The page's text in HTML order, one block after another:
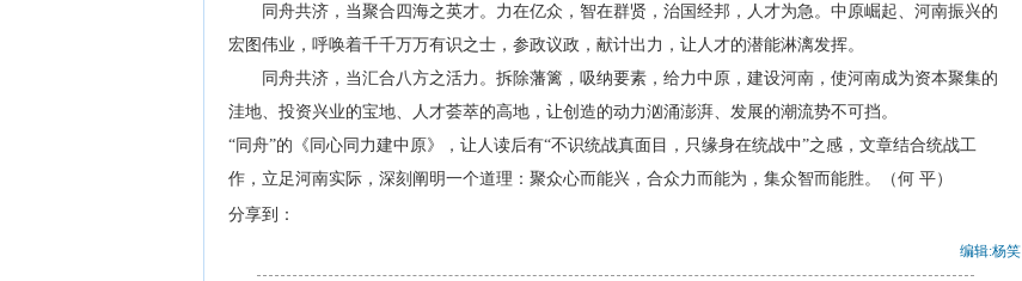
同舟共济，当聚合四海之英才。力在亿众，智在群贤，治国经邦，人才为急。中原崛起、河南振兴的
宏图伟业，呼唤着千千万万有识之士，参政议政，献计出力，让人才的潜能淋漓发挥。
同舟共济，当汇合八方之活力。拆除藩篱，吸纳要素，给力中原，建设河南，使河南成为资本聚集的
洼地、投资兴业的宝地、人才荟萃的高地，让创造的动力汹涌澎湃、发展的潮流势不可挡。
“同舟”的《同心同力建中原》，让人读后有“不识统战真面目，只缘身在统战中”之感，文章结合统战工
作，立足河南实际，深刻阐明一个道理：聚众心而能兴，合众力而能为，集众智而能胜。（何 平）
分享到：
编辑:杨笑